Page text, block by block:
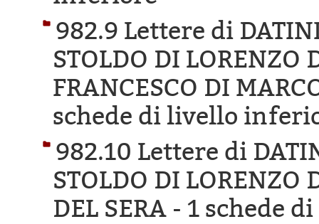
982.9 Lettere di
STOLDO DI LORENZO
FRANCESCO DI
schede di livello
982.10 Lettere di
STOLDO DI LORENZO
DEL SERA - 1 schede